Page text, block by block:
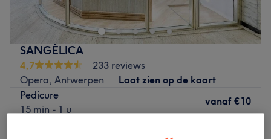
SANGÉLICA
4,7
233 reviews
Opera, Antwerpen
Laat zien op de kaart
Pedicure
15 min - 1 u
vanaf €10